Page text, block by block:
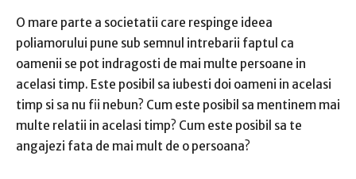
O mare parte a societatii care respinge ideea
poliamorului pune sub semnul intrebarii faptul ca
oamenii se pot indragosti de mai multe persoane in
acelasi timp. Este posibil sa iubesti doi oameni in acelasi
timp si sa nu fii nebun? Cum este posibil sa mentinem mai
multe relatii in acelasi timp? Cum este posibil sa te
angajezi fata de mai mult de o persoana?